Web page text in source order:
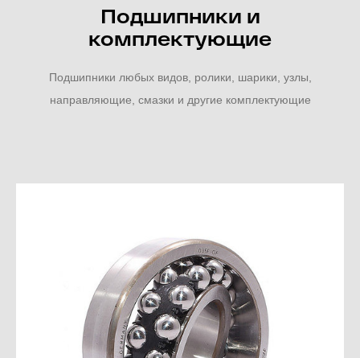
Подшипники и
комплектующие
Подшипники любых видов, ролики, шарики, узлы,
направляющие, смазки и другие комплектующие